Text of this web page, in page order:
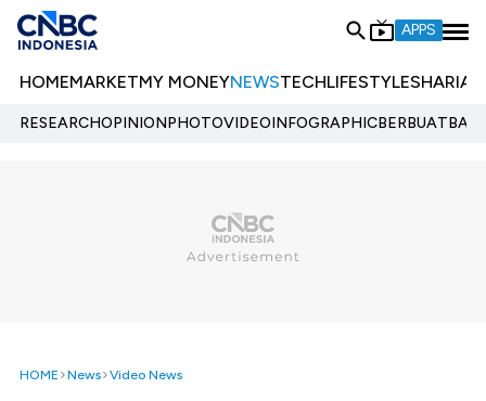
APPS
HOMEMARKETMY MONEYNEWSTECHLIFESTYLESHARIA
RESEARCHOPINIONPHOTOVIDEOINFOGRAPHIC
HOME News Video News